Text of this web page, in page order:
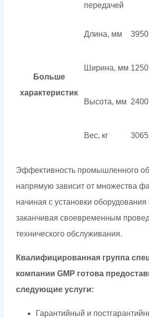
передачей
Больше
характеристик
Длина, мм 3950
Ширина, мм 1250
Высота, мм 2400
Вес, кг 3065
Эффективность промышленного
напрямую зависит от множества
начиная с установки оборудования
заканчивая своевременным
технического обслуживания.
Квалифицированная группа
компании GMP готова
следующие услуги:
Гарантийный и